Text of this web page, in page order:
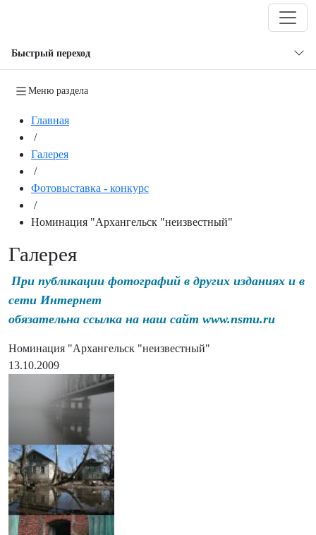
Быстрый переход
Меню раздела
Главная
/
Галерея
/
Фотовыставка - конкурс
/
Номинация "Архангельск "неизвестный"
Галерея
При публикации фотографий в других изданиях и в
сети Интернет
обязательна ссылка на наш сайт www.nsmu.ru
Номинация "Архангельск "неизвестный"
13.10.2009